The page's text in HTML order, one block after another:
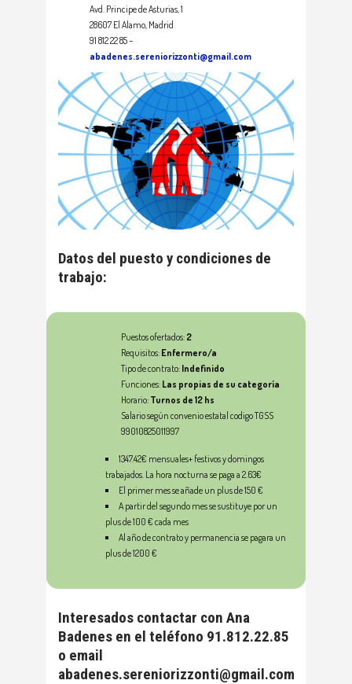
Avd. Principe de Asturias, 1
28607 El Alamo, Madrid
91 812 22 85 –
abadenes.sereniorizzonti@gmail.com
Datos del puesto y condiciones de
trabajo:
Puestos ofertados: 2
Requisitos: Enfermero/a
Tipo de contrato: Indefinido
Funciones: Las propias de su categoría
Horario: Turnos de 12 hs
Salario según convenio estatal codigo TGSS
99010825011997
1347.42€ mensuales+ festivos y domingos
trabajados. La hora nocturna se paga a 2.63€
El primer mes se añade un plus de 150 €
A partir del segundo mes se sustituye por un
plus de 100 € cada mes
Al año de contrato y permanencia se pagara un
plus de 1200 €
Interesados contactar con Ana
Badenes en el teléfono 91.812.22.85
o email
abadenes.sereniorizzonti@gmail.com